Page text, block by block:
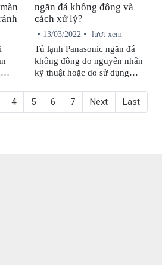
bạn
nhân khiến tivi Panasonic bị
mất tiếng và cách khắc phục
chuẩn nhất.
ngăn đá không đông và
cách xử lý?
13/03/2022
lượt xem
Tủ lạnh Panasonic ngăn đá
không đông do nguyên nhân
kỹ thuật hoặc do sử dụng
nguyên nhân sẽ có cách khắc
phục tương ứng.
4 5 6 7 Next Last